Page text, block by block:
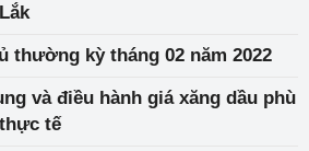
thường kỳ tháng 02 năm 2022
và điều hành giá xăng dầu phù
tế